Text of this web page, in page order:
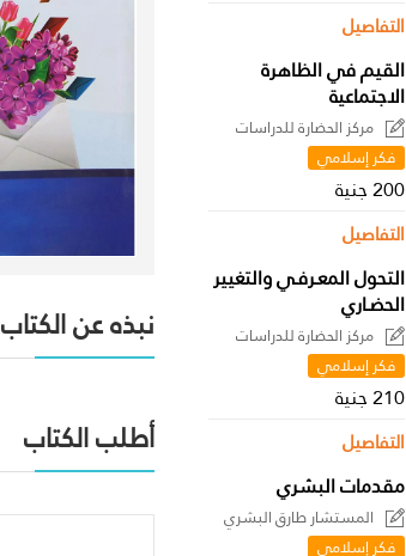
التفاصيل
القيم في الظاهرة
الاجتماعية
مركز الحضارة للدراسات
السياسية
فكر إسلامي
200 جنية
التفاصيل
التحول المعـرفـي والتغيير
الحضـاري
مركز الحضارة للدراسات
السياسية
فكر إسلامي
210 جنية
التفاصيل
مقدمات البشري
المستشار طارق البشري
فكر إسلامي
نبذه عن الكتاب
أطلب الكتاب